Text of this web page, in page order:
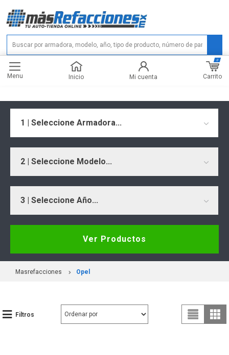
Menu Inicio Mi cuenta Carrito
0
1 | Seleccione Armadora...
2 | Seleccione Modelo...
3 | Seleccione Año...
Ver Productos
Masrefacciones Opel
Filtros